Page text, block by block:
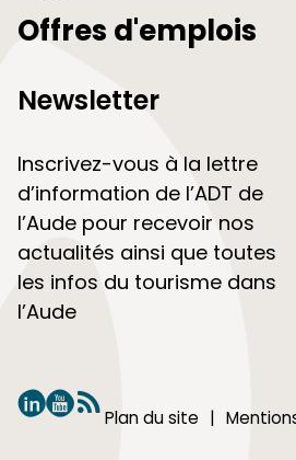
Offres d'emplois
Newsletter
Inscrivez-vous à la lettre
d’information de l’ADT de
l’Aude pour recevoir nos
actualités ainsi que toutes
les infos du tourisme dans
l’Aude
Plan du site